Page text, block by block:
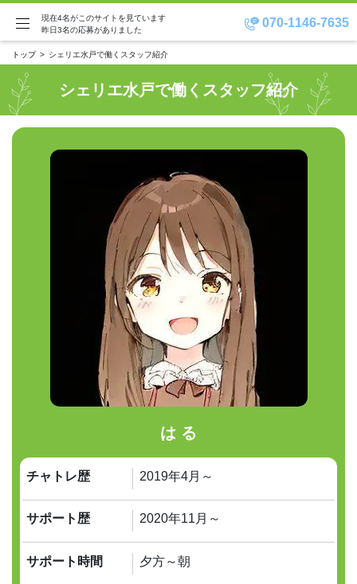
070-1146-7635
現在4名がこのサイトを見ています
昨日3名の応募がありました
トップ シェリエ水戸で働くスタッフ紹介
シェリエ水戸で働くスタッフ紹介
は る
チャトレ歴 2019年4月～
サポート歴 2020年11月～
サポート時間 夕方～朝